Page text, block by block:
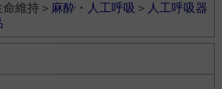
維持＞ 麻酔・人工呼吸 ＞ 人工呼吸器